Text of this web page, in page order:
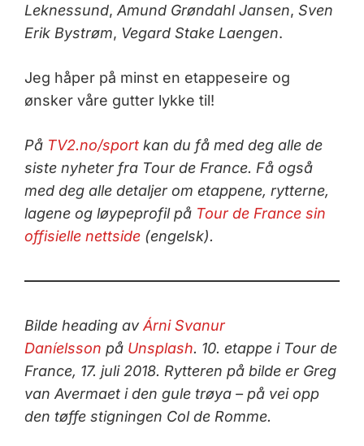
Leknessund, Amund Grøndahl Jansen, Sven
Erik Bystrøm, Vegard Stake Laengen.
Jeg håper på minst en etappeseire og
ønsker våre gutter lykke til!
På TV2.no/sportkan du få med deg alle de
siste nyheter fra Tour de France. Få også
med deg alle detaljer om etappene, rytterne,
lagene og løypeprofil på Tour de France sin
offisielle nettside(engelsk).
Bilde heading avÁrni Svanur
Daníelsson på Unsplash. 10. etappe i Tour de
France, 17. juli 2018. Rytteren på bilde er Greg
van Avermaet i den gule trøya – på vei opp
den tøffe stigningen Col de Romme.